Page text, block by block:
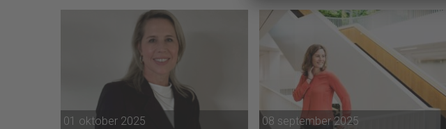
in deze rol op tactisch en operationeel
niveau richting geven aan het HR-
beleid en de HR-visie van Strict. Op
korte termijn ligt haar focus op de
verdere groei van collega’s en op
strategisch niveau bouwen aan een
toekomstbestendig personeelsbeleid.
01 oktober 2025 08 september 2025